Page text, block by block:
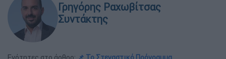
Γρηγόρης Ραχωβίτσας
Συντάκτης